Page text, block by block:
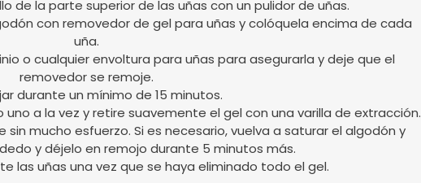
de la parte superior de las uñas con un pulidor de uñas.
con removedor de gel para uñas y colóquela encima de cada
uña.
o cualquier envoltura para uñas para asegurarla y deje que el
removedor se remoje.
durante un mínimo de 15 minutos.
a la vez y retire suavemente el gel con una varilla de extracción.
mucho esfuerzo. Si es necesario, vuelva a saturar el algodón y
y déjelo en remojo durante 5 minutos más.
las uñas una vez que se haya eliminado todo el gel.